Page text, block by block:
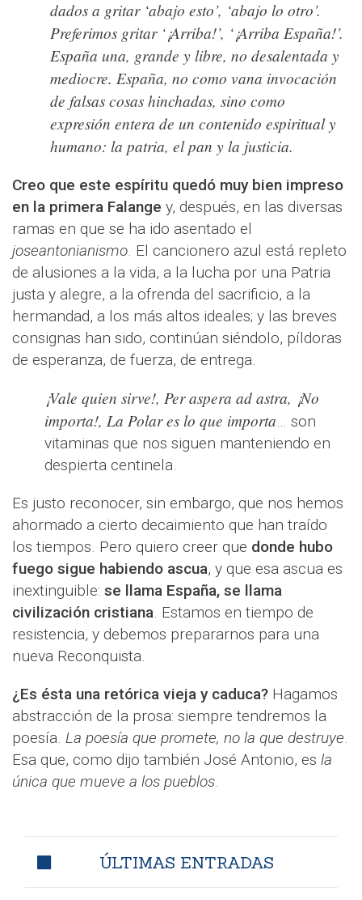
dados a gritar ‘abajo esto’, ‘abajo lo otro’.
Preferimos gritar ‘¡Arriba!’, ‘¡Arriba España!’.
España una, grande y libre, no desalentada y
mediocre. España, no como vana invocación
de falsas cosas hinchadas, sino como
expresión entera de un contenido espiritual y
humano: la patria, el pan y la justicia.
Creo que este espíritu quedó muy bien impreso
en la primera Falange y, después, en las diversas
ramas en que se ha ido asentado el
joseantonianismo. El cancionero azul está repleto
de alusiones a la vida, a la lucha por una Patria
justa y alegre, a la ofrenda del sacrificio, a la
hermandad, a los más altos ideales; y las breves
consignas han sido, continúan siéndolo, píldoras
de esperanza, de fuerza, de entrega.
¡Vale quien sirve!, Per aspera ad astra, ¡No
importa!, La Polar es lo que importa… son
vitaminas que nos siguen manteniendo en
despierta centinela.
Es justo reconocer, sin embargo, que nos hemos
ahormado a cierto decaimiento que han traído
los tiempos. Pero quiero creer que donde hubo
fuego sigue habiendo ascua, y que esa ascua es
inextinguible: se llama España, se llama
civilización cristiana. Estamos en tiempo de
resistencia, y debemos prepararnos para una
nueva Reconquista.
¿Es ésta una retórica vieja y caduca? Hagamos
abstracción de la prosa: siempre tendremos la
poesía. La poesía que promete, no la que destruye.
Esa que, como dijo también José Antonio, es la
única que mueve a los pueblos.
ÚLTIMAS ENTRADAS